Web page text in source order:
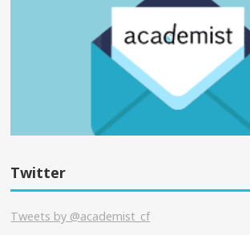
Twitter
Tweets by @academist_cf